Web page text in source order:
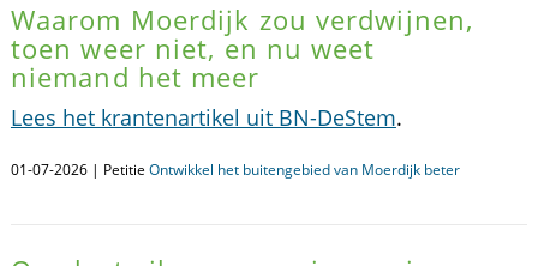
Waarom Moerdijk zou verdwijnen,
toen weer niet, en nu weet
niemand het meer
Lees het krantenartikel uit BN-DeStem.
01-07-2026 | Petitie Ontwikkel het buitengebied van Moerdijk beter